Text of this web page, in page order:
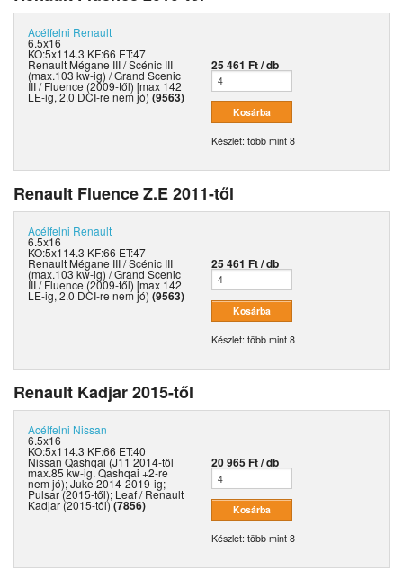
Acélfelni Renault
6.5x16
KO:5x114.3 KF:66 ET:47
Renault Mégane III / Scénic III
(max.103 kw-ig) / Grand Scenic
III / Fluence (2009-től) [max 142
LE-ig, 2.0 DCI-re nem jó) (9563)
25 461 Ft / db
Készlet: több mint 8
Renault Fluence Z.E 2011-től
Acélfelni Renault
6.5x16
KO:5x114.3 KF:66 ET:47
Renault Mégane III / Scénic III
(max.103 kw-ig) / Grand Scenic
III / Fluence (2009-től) [max 142
LE-ig, 2.0 DCI-re nem jó) (9563)
25 461 Ft / db
Készlet: több mint 8
Renault Kadjar 2015-től
Acélfelni Nissan
6.5x16
KO:5x114.3 KF:66 ET:40
Nissan Qashqai (J11 2014-től
max.85 kw-ig. Qashqai +2-re
nem jó); Juke 2014-2019-ig;
Pulsar (2015-től); Leaf / Renault
Kadjar (2015-től)(7856)
20 965 Ft / db
Készlet: több mint 8